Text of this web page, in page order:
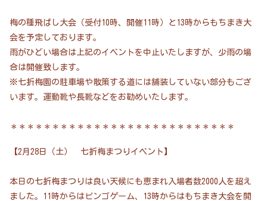
梅の種飛ばし大会（受付10時、開催11時）と13時からもちまき大
会を予定しております。
雨がひどい場合は上記のイベントを中止いたしますが、少雨の場
合は開催致します。
※七折梅園の駐車場や散策する道には舗装していない部分もござ
います。運動靴や長靴などをお勧めいたします。
＊＊＊＊＊＊＊＊＊＊＊＊＊＊＊＊＊＊＊＊＊＊＊＊＊＊＊
【2月28日（土） 七折梅まつりイベント】
本日の七折梅まつりは良い天候にも恵まれ入場者数2000人を超え
ました。11時からはビンゴゲーム、13時からはもちまき大会を開